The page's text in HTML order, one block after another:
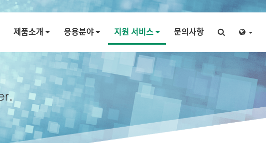
제품소개 응용분야 지원 서비스 문의사항